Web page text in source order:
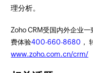
理分析。
Zoho CRM受国内外企业
费体验400-660-8680 ，
www.zoho.com.cn/crm/